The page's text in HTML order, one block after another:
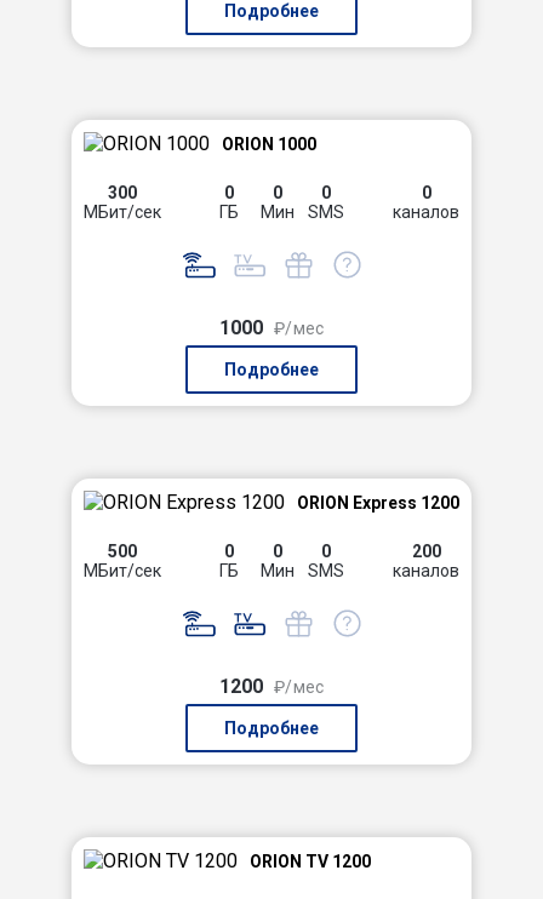
Подробнее
ORION 1000
300
МБит/сек
0
ГБ
0
Мин
0
SMS
0
каналов
1000 ₽/мес
Подробнее
ORION Express 1200
500
МБит/сек
0
ГБ
0
Мин
0
SMS
200
каналов
1200 ₽/мес
Подробнее
ORION TV 1200